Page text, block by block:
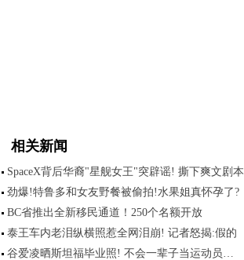
相关新闻
SpaceX背后华裔"星舰女王"突辟谣! 撕下爽文剧本
劲爆!特鲁多和女友野餐被偷拍!水果姐真怀孕了?
BC省推出全新移民通道！250个名额开放
泰王车内老泪纵横照惹全网泪崩! 记者怒揭:假的
谷爱凌晒斯坦福毕业照! 不会一辈子当运动员…